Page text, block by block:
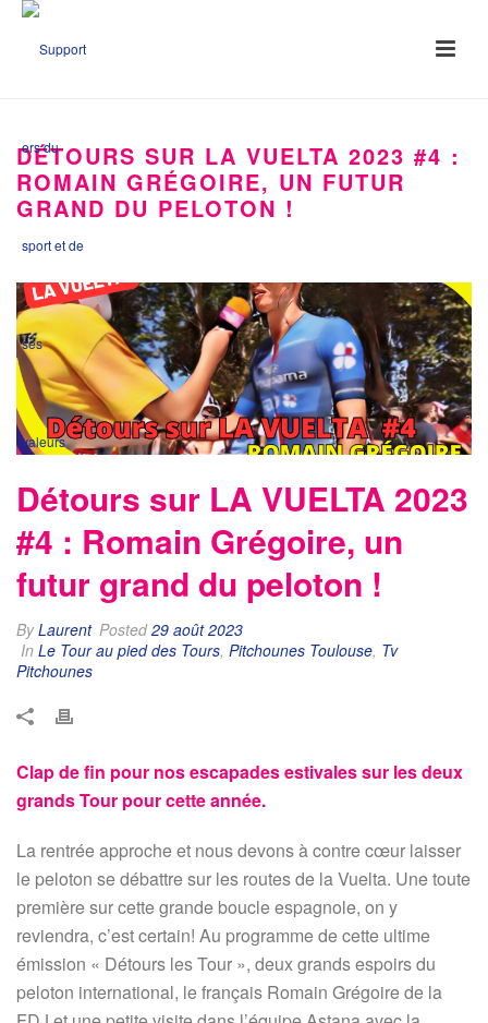
DÉTOURS SUR LA VUELTA 2023 #4 :
ROMAIN GRÉGOIRE, UN FUTUR
GRAND DU PELOTON !
Détours sur LA VUELTA 2023
#4 : Romain Grégoire, un
futur grand du peloton !
ByLaurent Posted29 août 2023
In Le Tour au pied des Tours, Pitchounes Toulouse, Tv
Pitchounes
Clap de fin pour nos escapades estivales sur les deux
grands Tour pour cette année.
La rentrée approche et nous devons à contre cœur laisser
le peloton se débattre sur les routes de la Vuelta. Une toute
première sur cette grande boucle espagnole, on y
reviendra, c’est certain! Au programme de cette ultime
émission « Détours les Tour », deux grands espoirs du
peloton international, le français Romain Grégoire de la